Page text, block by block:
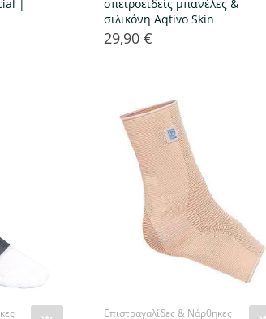
|
σπειροειδείς μπανέλες &
σιλικόνη Aqtivo Skin
Τιμή
29,90 €
Επιστραγαλίδες & Νάρθηκες